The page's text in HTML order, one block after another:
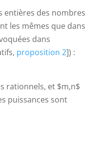
entières des nombres
les mêmes que dans
dans
proposition 2]) :
rationnels, et $m,n$
puissances sont